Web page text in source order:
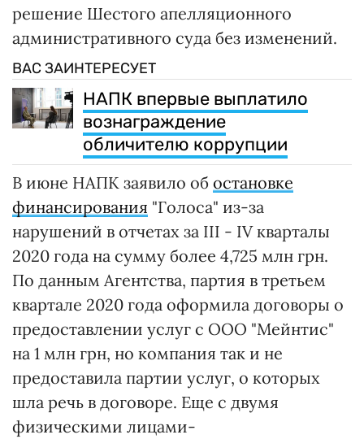
решение Шестого апелляционного
административного суда без изменений.
ВАС ЗАИНТЕРЕСУЕТ
НАПК впервые выплатило
вознаграждение
обличителю коррупции
В июне НАПК заявило об остановке
финансирования "Голоса" из-за
нарушений в отчетах за III - IV кварталы
2020 года на сумму более 4,725 млн грн.
По данным Агентства, партия в третьем
квартале 2020 года оформила договоры о
предоставлении услуг с ООО "Мейнтис"
на 1 млн грн, но компания так и не
предоставила партии услуг, о которых
шла речь в договоре. Еще с двумя
физическими лицами-